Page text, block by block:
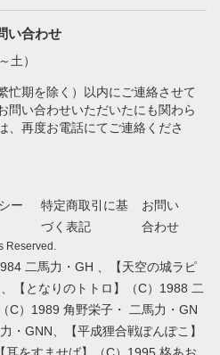
い合わせ
土）
忙期を除く）以内にご連絡させて
問い合わせいただいたにも関わら
、再度お電話にてご連絡くださ
ー
特定商取引に基
づく表記
お問い
合わせ
Reserved.
二馬力・GH 、【天空の城ラピ
【となりのトトロ】（C）1988 二
C）1989 角野栄子・ 二馬力・GN
・GNN、【平成狸合戦ぽんぽこ】